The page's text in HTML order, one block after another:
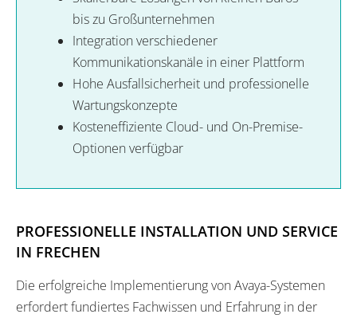
bis zu Großunternehmen
Integration verschiedener
Kommunikationskanäle in einer Plattform
Hohe Ausfallsicherheit und professionelle
Wartungskonzepte
Kosteneffiziente Cloud- und On-Premise-
Optionen verfügbar
PROFESSIONELLE INSTALLATION UND SERVICE
IN FRECHEN
Die erfolgreiche Implementierung von Avaya-Systemen
erfordert fundiertes Fachwissen und Erfahrung in der